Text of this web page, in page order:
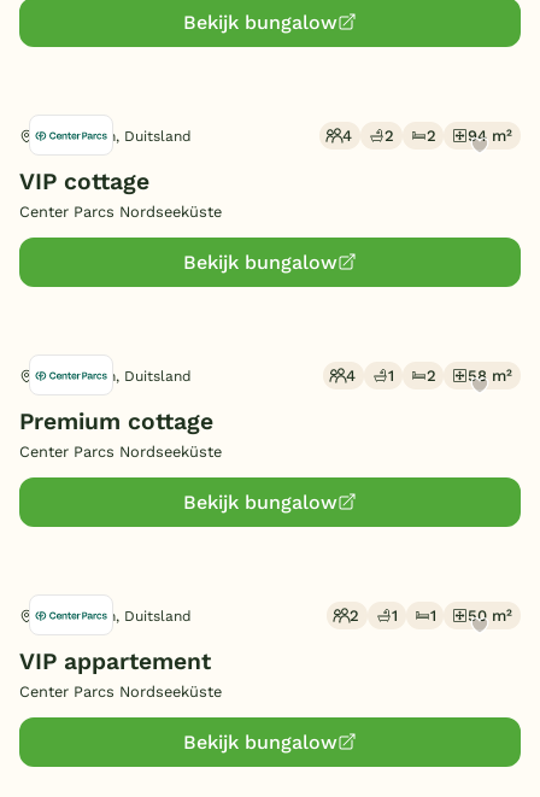
Bekijk bungalow
Butjadingen, Duitsland 4 2 2 94 m²
VIP cottage
Center Parcs Nordseeküste
Bekijk bungalow
Butjadingen, Duitsland 4 1 2 58 m²
Premium cottage
Center Parcs Nordseeküste
Bekijk bungalow
Butjadingen, Duitsland 2 1 1 50 m²
VIP appartement
Center Parcs Nordseeküste
Bekijk bungalow